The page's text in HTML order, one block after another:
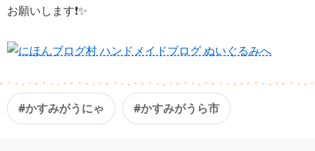
お願いします❗️✨
#かすみがうにゃ #かすみがうら市